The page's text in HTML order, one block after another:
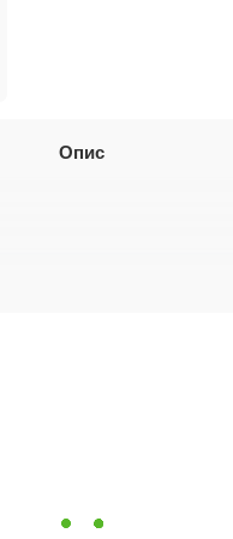
Опис
Цей